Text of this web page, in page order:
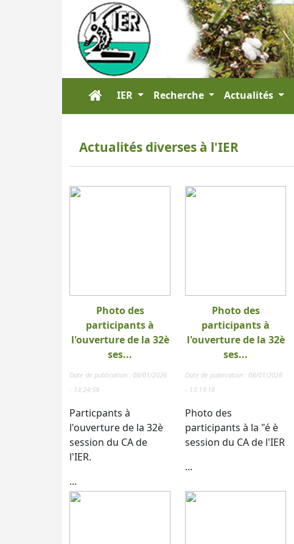
IER Recherche Actualités
Actualités diverses à l'IER
Photo des
participants à
l'ouverture de la 32è
ses...
Date de publication : 08/01/2026
- 13:24:59
Particpants à
l'ouverture de la 32è
session du CA de
l'IER.
...
Photo des
participants à
l'ouverture de la 32è
ses...
Date de publication : 08/01/2026
- 13:19:18
Photo des
participants à la "é è
session du CA de l'IER
...